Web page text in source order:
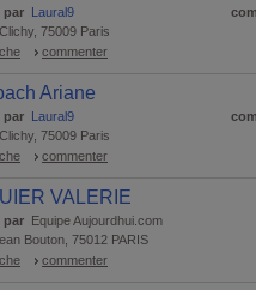
par Laural9
75009 Paris
commenter
Ariane
par Laural9
75009 Paris
commenter
VALERIE
par Equipe Aujourdhui.com
Bouton, 75012 PARIS
commenter